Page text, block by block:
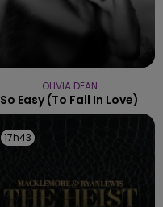
OLIVIA DEAN
So Easy (to Fall In Love)
17h43
17h43